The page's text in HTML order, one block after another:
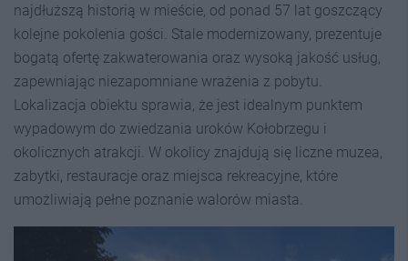
najdłuższą historią w mieście, od ponad 57 lat goszczący
kolejne pokolenia gości. Stale modernizowany, prezentuje
bogatą ofertę zakwaterowania oraz wysoką jakość usług,
zapewniając niezapomniane wrażenia z pobytu.
Lokalizacja obiektu sprawia, że jest idealnym punktem
wypadowym do zwiedzania uroków Kołobrzegu i
okolicznych atrakcji. W okolicy znajdują się liczne muzea,
zabytki, restauracje oraz miejsca rekreacyjne, które
umożliwiają pełne poznanie walorów miasta.